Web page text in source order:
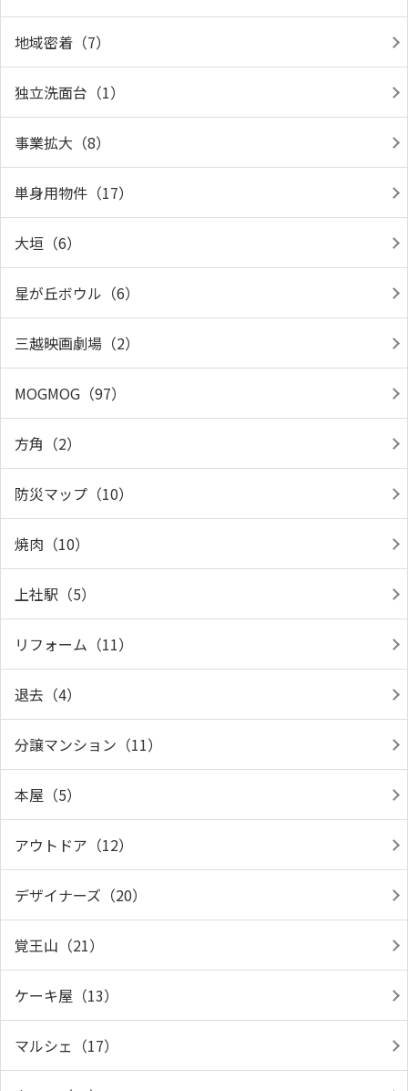
地域密着（7）
独立洗面台（1）
事業拡大（8）
単身用物件（17）
大垣（6）
星が丘ボウル（6）
三越映画劇場（2）
MOGMOG（97）
方角（2）
防災マップ（10）
焼肉（10）
上社駅（5）
リフォーム（11）
退去（4）
分譲マンション（11）
本屋（5）
アウトドア（12）
デザイナーズ（20）
覚王山（21）
ケーキ屋（13）
マルシェ（17）